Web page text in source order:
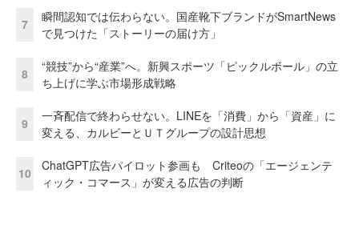
7
瞬間認知では伝わらない。国産靴下ブランドがSmartNews
で見つけた「ストーリーの届け方」
8
“競技”から“産業”へ。新興スポーツ「ピックルボール」の立
ち上げに学ぶ市場形成戦略
9
一斉配信で終わらせない。LINEを「消費」から「資産」に
変える、カルビーとＵＴグループの設計思想
10
ChatGPT広告パイロット参画も Criteoの「エージェンテ
ィック・コマース」が変える広告の判断